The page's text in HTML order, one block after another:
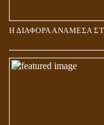
Η ΔΙΑΦΟΡΑ ΑΝΑΜΕΣΑ